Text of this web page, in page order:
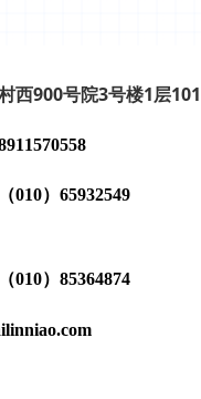
西900号院3号楼1层101
010）65932549
010）85364874